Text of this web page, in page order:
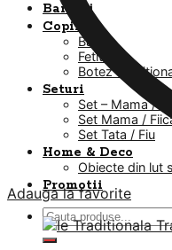
Barbati
Copii
Baieti
Fetite
Botez
Seturi
Set – Mama /
Set Mama /
Set Tata / Fiu
Home & Deco
Obiecte din lut
Promotii
Caută
după:
Adauga la favorite